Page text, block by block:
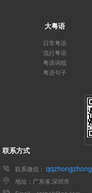
大粤语
日常粤语
流行粤语
粤语词组
粤语句子
联系方式
联系微信： qqzhongzhong
地址：广东省.深圳市